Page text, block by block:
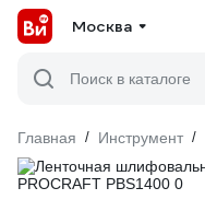
Москва
Поиск в каталоге
Главная / Инструмент /